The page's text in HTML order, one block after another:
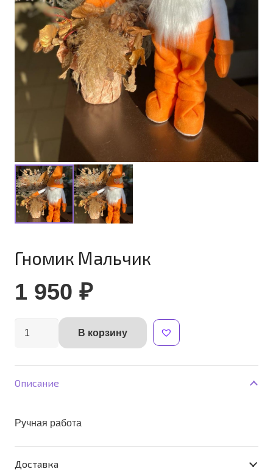
Гномик Мальчик
1 950 ₽
Количество
В корзину
Alternative:
Описание
Ручная работа
Доставка